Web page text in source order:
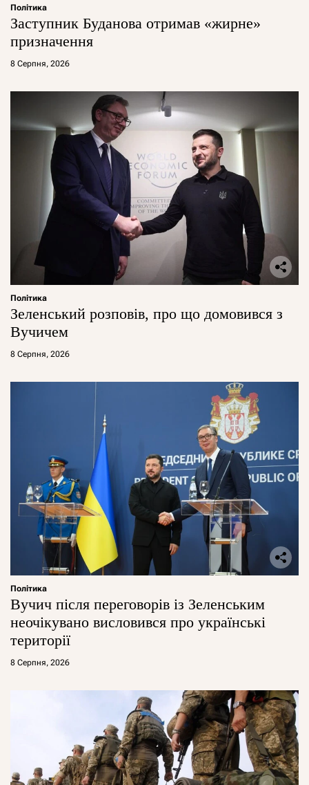
Політика
Заступник Буданова отримав «жирне»
призначення
8 Серпня, 2026
Політика
Зеленський розповів, про що домовився з
Вучичем
8 Серпня, 2026
Політика
Вучич після переговорів із Зеленським
неочікувано висловився про українські
території
8 Серпня, 2026